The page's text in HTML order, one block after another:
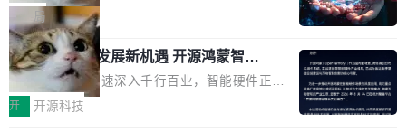
Agency年度合辑的观察指出,“产品”这个离消费
者最近的载体,在整个品牌营销层面的权重显著变
高了。全域营销服务商的竞争正在从规模转向深
度,案例厚度、全域覆盖、多线协同...
破的事实。 Jordan 随后补充了一句软化声明：
「我不认为这些会议上大部分论文都在过度宣传
或造假。问题是，作为读者，如果你筛选出那些
看起来最令人兴奋的论文，那它们大部分都是过
度宣传的。」 这才是真正的痛点。不是所有论文
都有问题，是最吸引眼球的那批论文最有问题。
这句话不是来自某个技术博客，而是出自 Hieu
Pham 的一条推文。Hieu Pham 是谁？他是 xAI
的早期工程师之一，在 Grok 训练基础设施团队
工作过。近日他在 X 上发了一条帖子，列出了他
认为现代 AI 领域最重要的三个开源项目。 第一
局
共商智能硬件发展新机遇 开源鸿蒙智能
硬件开发者日杭州站即将举行
随着万物智联加速深入千行百业，智能硬件正从
单点设备迈向智能化、网联化、协同化发展。作
开 开源科技